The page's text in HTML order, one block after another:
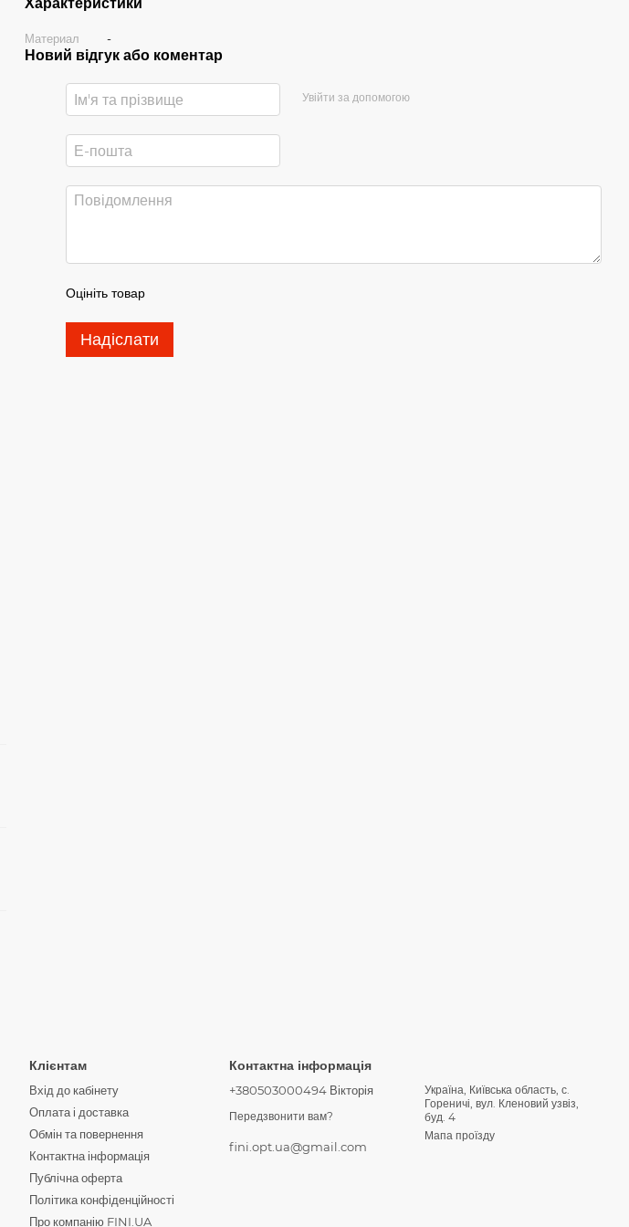
Характеристики
Материал -
Новий відгук або коментар
Увійти за допомогою
Оцініть товар
Надіслати
Клієнтам
Вхід до кабінету
Оплата і доставка
Обмін та повернення
Контактна інформація
Публічна оферта
Політика конфіденційності
Про компанію FINI.UA
Контактна інформація
+380503000494 Вікторія
Передзвонити вам?
fini.opt.ua@gmail.com
Україна, Київська область, с.
Гореничі, вул. Кленовий узвіз,
буд. 4
Мапа проїзду